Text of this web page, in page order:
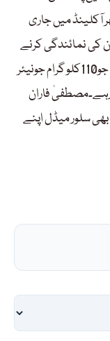
آکلینڈ میں جاری
کی نمائندگی کرنے
والے مصطفیٰ فاران بیگ اور واحد پاور لفٹر ہیں جو110کلو گرام جونیئر
رہے۔مصطفیٰ فاران
سلور میڈل اپنے